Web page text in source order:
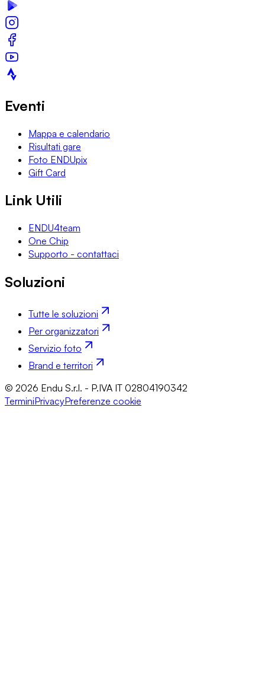
Eventi
Mappa e calendario
Risultati gare
Foto ENDUpix
Gift Card
Link Utili
ENDU4team
One Chip
Supporto - contattaci
Soluzioni
Tutte le soluzioni
Per organizzatori
Servizio foto
Brand e territori
© 2026 Endu S.r.l. - P.IVA IT 02804190342
TerminiPrivacyPreferenze cookie